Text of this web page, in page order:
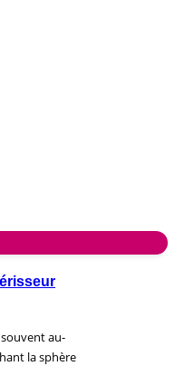
au-
la sphère